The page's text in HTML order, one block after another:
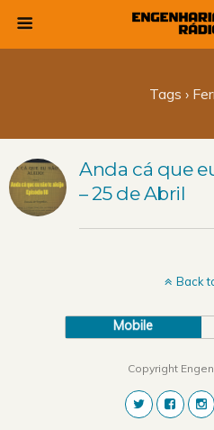
Tags ›
Anda cá que
– 25 de Abril
Back
Mobile
Copyright